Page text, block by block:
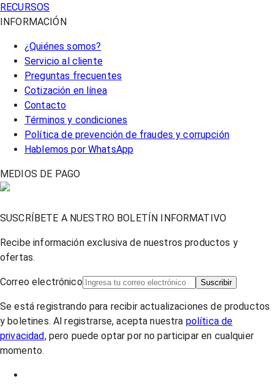
RECURSOS
INFORMACIÓN
¿Quiénes somos?
Servicio al cliente
Preguntas frecuentes
Cotización en línea
Contacto
Términos y condiciones
Política de prevención de fraudes y corrupción
Hablemos por WhatsApp
MEDIOS DE PAGO
SUSCRÍBETE A NUESTRO BOLETÍN INFORMATIVO
Recibe información exclusiva de nuestros productos y
ofertas.
Correo electrónico Suscribir
Se está registrando para recibir actualizaciones de productos
y boletines. Al registrarse, acepta nuestra política de
privacidad, pero puede optar por no participar en cualquier
momento.